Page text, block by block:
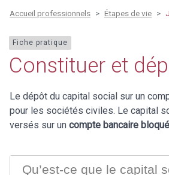
Accueil professionnels Étapes de vie
Fiche pratique
Constituer et
Le dépôt du capital social sur un
pour les sociétés civiles. Le capital
versés sur un compte bancaire bloqué
Qu’est-ce que le capital